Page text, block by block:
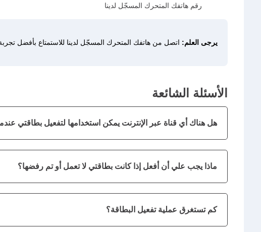
رقم هاتفك المتحرك المسجّل لدينا
يرجى العلم: اتصل من هاتفك المتحرك المسجّل لدينا للاستمتاع بأفضل
الأسئلة الشائعة
هل هناك أي قناة عبر الإنترنت يمكن استخدامها لتفعيل بطاقتي
ماذا يجب علي أن أفعل إذا كانت بطاقتي لا تعمل أو تم رفضها؟
كم تستغرق عملية تفعيل البطاقة؟